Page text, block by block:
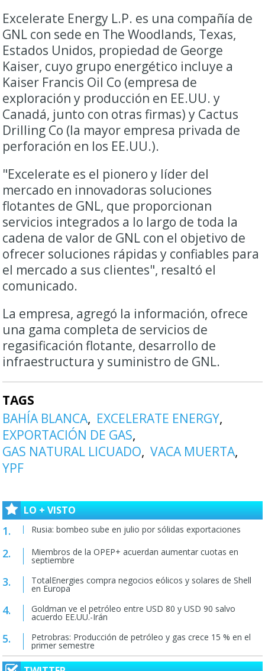
Excelerate Energy L.P. es una compañía de
GNL con sede en The Woodlands, Texas,
Estados Unidos, propiedad de George
Kaiser, cuyo grupo energético incluye a
Kaiser Francis Oil Co (empresa de
exploración y producción en EE.UU. y
Canadá, junto con otras firmas) y Cactus
Drilling Co (la mayor empresa privada de
perforación en los EE.UU.).
"Excelerate es el pionero y líder del
mercado en innovadoras soluciones
flotantes de GNL, que proporcionan
servicios integrados a lo largo de toda la
cadena de valor de GNL con el objetivo de
ofrecer soluciones rápidas y confiables para
el mercado a sus clientes", resaltó el
comunicado.
La empresa, agregó la información, ofrece
una gama completa de servicios de
regasificación flotante, desarrollo de
infraestructura y suministro de GNL.
TAGS
BAHÍA BLANCA
EXCELERATE ENERGY
EXPORTACIÓN DE GAS
GAS NATURAL LICUADO VACA MUERTA
YPF
LO + VISTO
Rusia: bombeo sube en julio por sólidas exportaciones
Miembros de la OPEP+ acuerdan aumentar cuotas en
septiembre
TotalEnergies compra negocios eólicos y solares de Shell
en Europa
Goldman ve el petróleo entre USD 80 y USD 90 salvo
acuerdo EE.UU.-Irán
Petrobras: Producción de petróleo y gas crece 15 % en el
primer semestre